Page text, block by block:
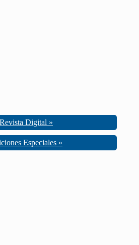
Revista Digital »
Especiales »